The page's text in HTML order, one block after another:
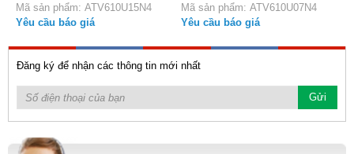
Mã sản phẩm: ATV610U15N4
Yêu cầu báo giá
Mã sản phẩm: ATV610U07N4
Yêu cầu báo giá
Đăng ký để nhận các thông tin mới nhất